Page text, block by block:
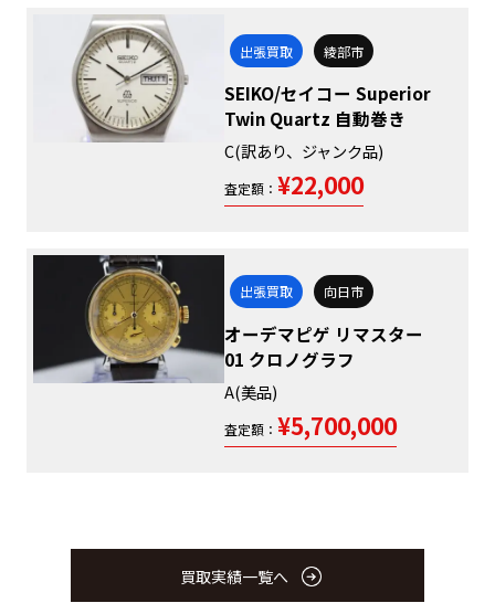
出張買取 綾部市
SEIKO/セイコー Superior
Twin Quartz 自動巻き
C(訳あり、ジャンク品)
査定額： ¥22,000
出張買取 向日市
オーデマピゲ リマスター
01 クロノグラフ
A(美品)
査定額： ¥5,700,000
買取実績一覧へ